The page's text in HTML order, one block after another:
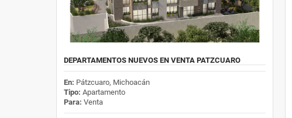
DEPARTAMENTOS NUEVOS EN VENTA PATZCUARO
En: Pátzcuaro, Michoacán
Tipo: Apartamento
Para: Venta